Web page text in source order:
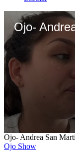
0
seconds
of
Ojo- Andrea San
Ojo Show